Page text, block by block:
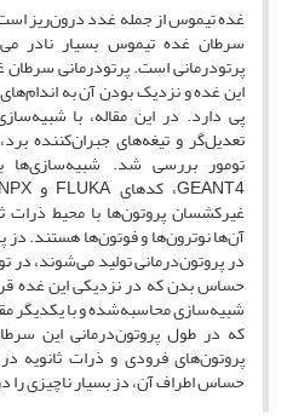
غده تیموس از جمله غدد درون‌ریز
سرطان غده تیموس بسیار نادر
پرتودرمانی است. پرتودرمانی
این غده و نزدیک بودن آن به
پی دارد. در این مقاله، با
تعدیل‌گر و تیغه‌های جبران‌کننده
تومور بررسی شد. شبیه‌سازی‌ها
غیرکشسان پروتون‌ها با محیط ذرات
آن‌ها نوترون‌ها و فوتون‌ها هستند. دز
حساس بدن که در نزدیکی این غده
شبیه‌سازی محاسبه‌شده و با یکدیگر
پروتون‌های فرودی و ذرات ثانویه
حساس اطراف آن، دز بسیار ناچیزی را